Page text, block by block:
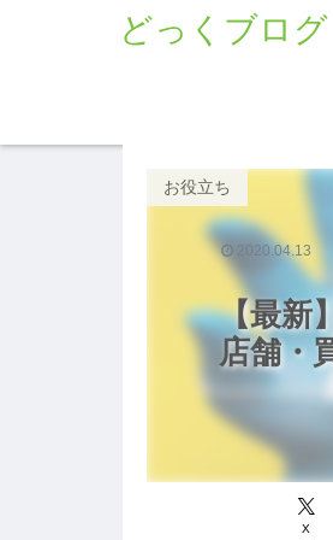
どっくブログ
【最新
店舗・
お役立ち
X
2020.04.13